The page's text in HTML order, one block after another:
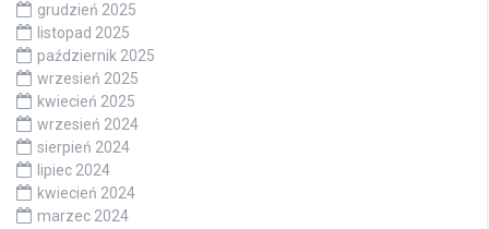
grudzień 2025
listopad 2025
październik 2025
wrzesień 2025
kwiecień 2025
wrzesień 2024
sierpień 2024
lipiec 2024
kwiecień 2024
marzec 2024